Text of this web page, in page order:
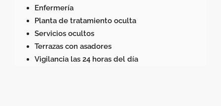
Enfermería
Planta de tratamiento oculta
Servicios ocultos
Terrazas con asadores
Vigilancia las 24 horas del día